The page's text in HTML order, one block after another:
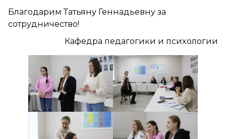
Благодарим Татьяну Геннадьевну за
сотрудничество!
Кафедра педагогики и психологии